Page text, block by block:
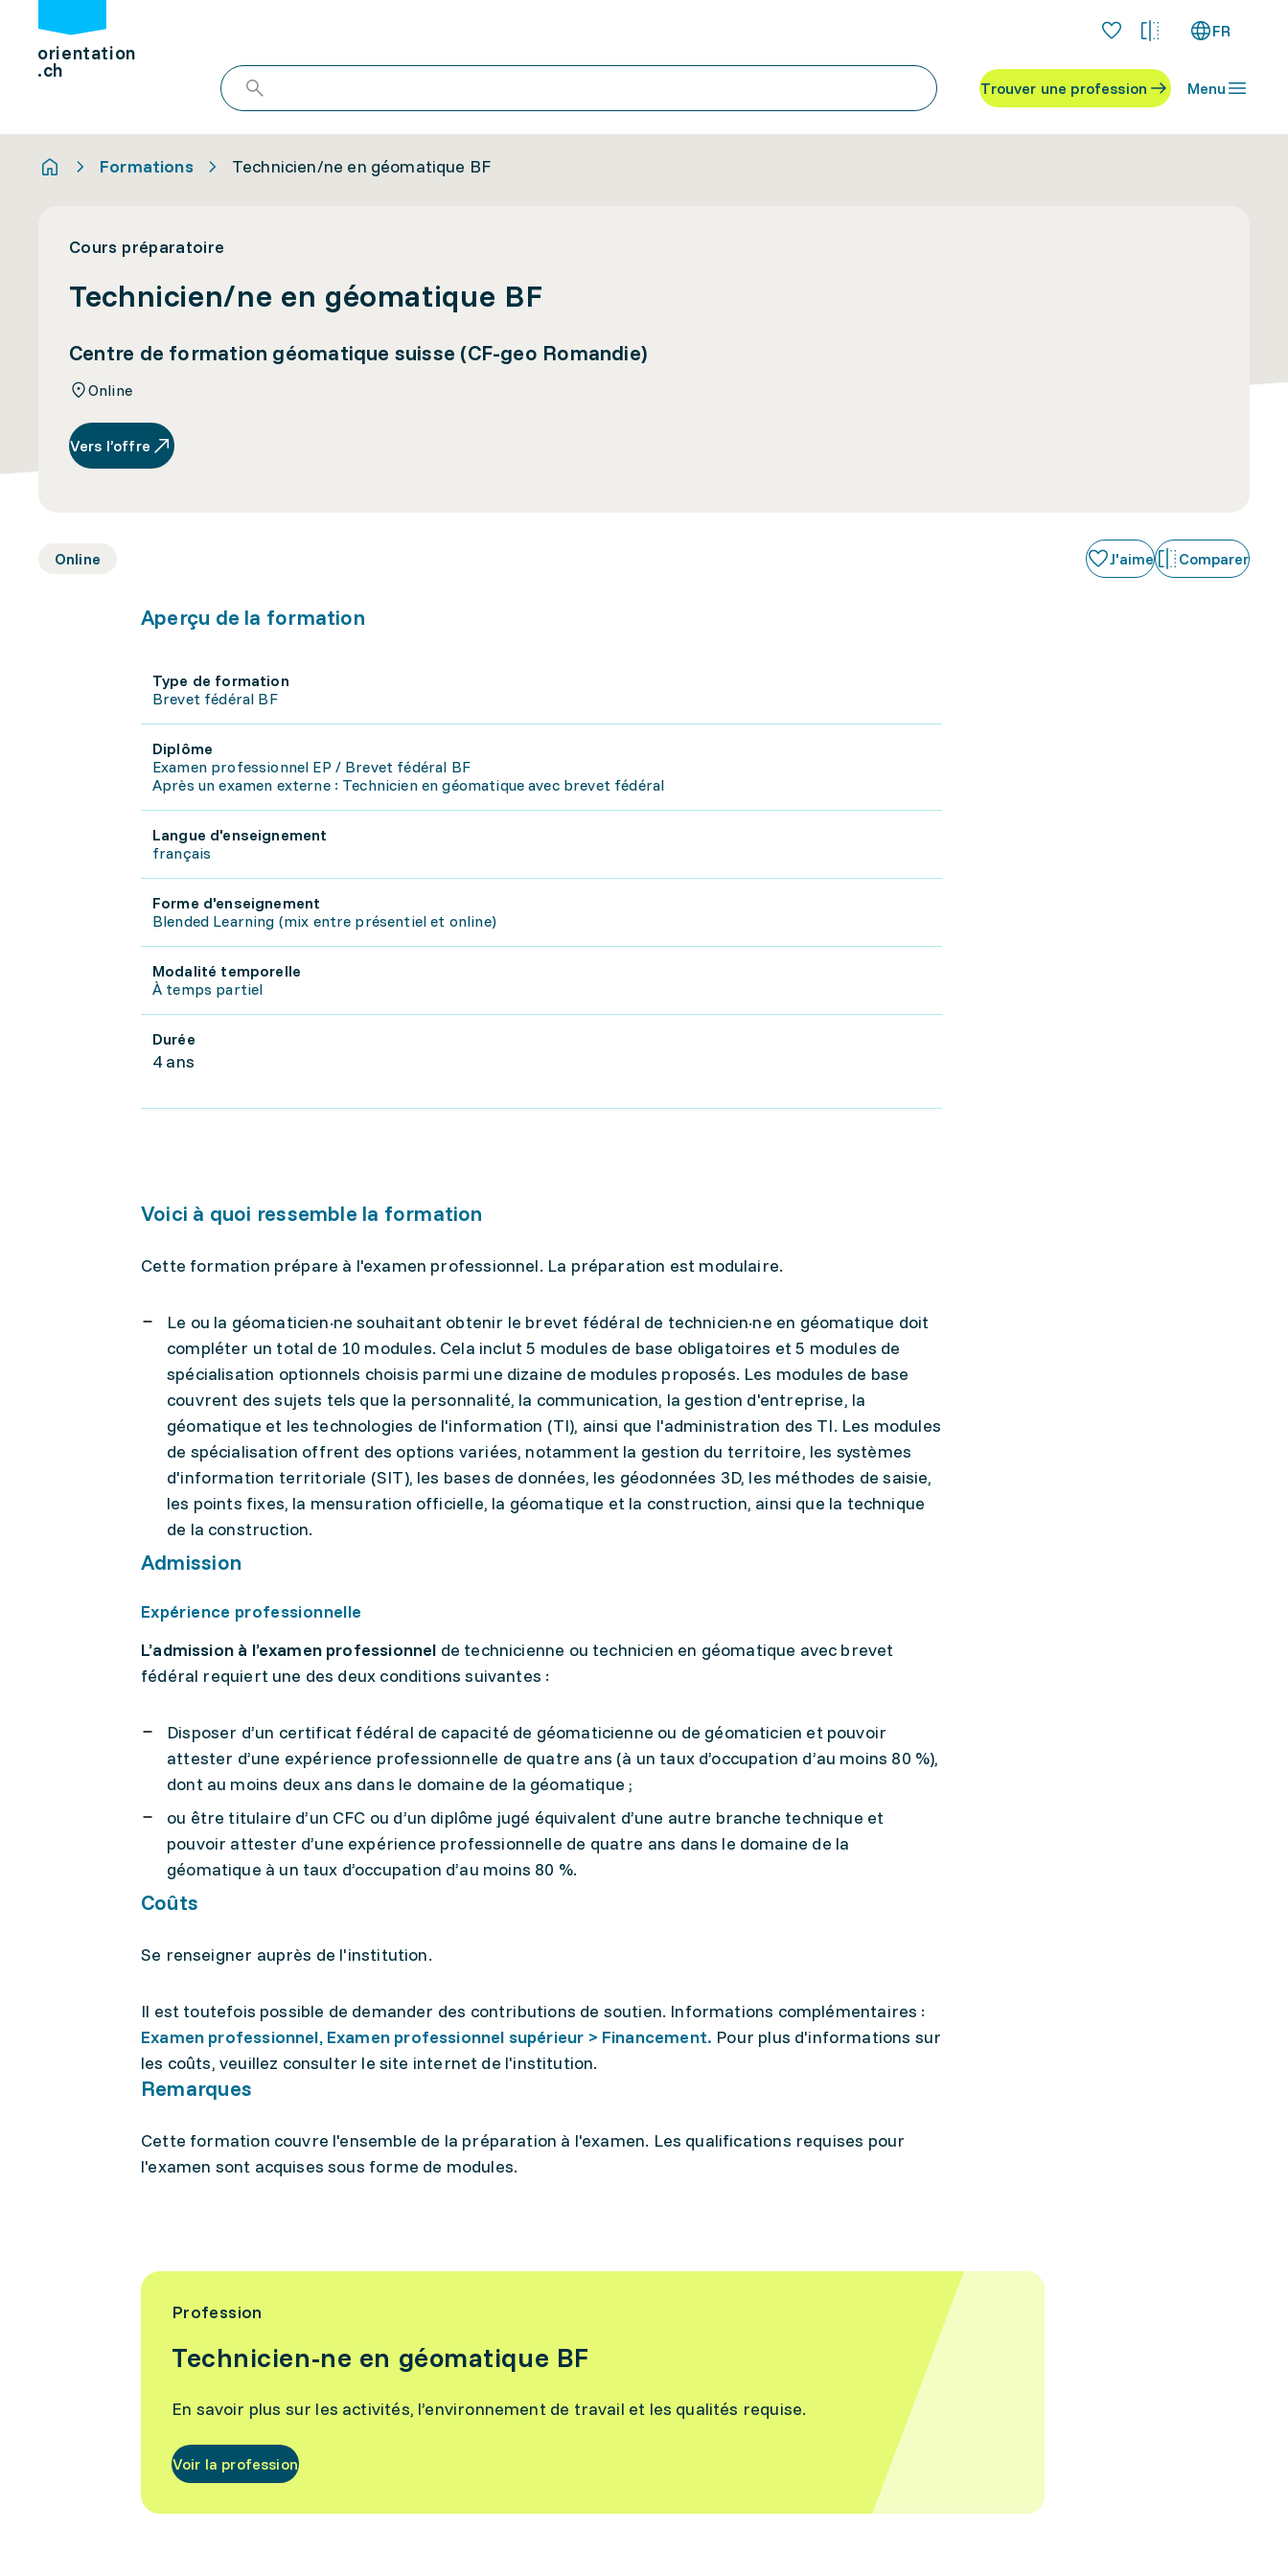
orientation
.ch
FR
Trouver une profession Menu
Formations Technicien/ne en géomatique BF
Cours préparatoire
Technicien/ne en géomatique BF
Centre de formation géomatique suisse (CF-geo Romandie)
Online
Vers l’offre
Online J'aime Comparer
Aperçu de la formation
Type de formation
Brevet fédéral BF
Diplôme
Examen professionnel EP / Brevet fédéral BF
Après un examen externe : Technicien en géomatique avec brevet fédéral
Langue d'enseignement
français
Forme d'enseignement
Blended Learning (mix entre présentiel et online)
Modalité temporelle
À temps partiel
Durée
4 ans
Voici à quoi ressemble la formation
Cette formation prépare à l'examen professionnel. La préparation est modulaire.
Le ou la géomaticien·ne souhaitant obtenir le brevet fédéral de technicien·ne en géomatique doit
compléter un total de 10 modules. Cela inclut 5 modules de base obligatoires et 5 modules de
spécialisation optionnels choisis parmi une dizaine de modules proposés. Les modules de base
couvrent des sujets tels que la personnalité, la communication, la gestion d'entreprise, la
géomatique et les technologies de l'information (TI), ainsi que l'administration des TI. Les modules
de spécialisation offrent des options variées, notamment la gestion du territoire, les systèmes
d'information territoriale (SIT), les bases de données, les géodonnées 3D, les méthodes de saisie,
les points fixes, la mensuration officielle, la géomatique et la construction, ainsi que la technique
de la construction.
Admission
Expérience professionnelle
L’admission à l’examen professionnel de technicienne ou technicien en géomatique avec brevet
fédéral requiert une des deux conditions suivantes :
Disposer d’un certificat fédéral de capacité de géomaticienne ou de géomaticien et pouvoir
attester d’une expérience professionnelle de quatre ans (à un taux d’occupation d’au moins 80 %),
dont au moins deux ans dans le domaine de la géomatique ;
ou être titulaire d’un CFC ou d’un diplôme jugé équivalent d’une autre branche technique et
pouvoir attester d’une expérience professionnelle de quatre ans dans le domaine de la
géomatique à un taux d’occupation d’au moins 80 %.
Coûts
Se renseigner auprès de l'institution.
Il est toutefois possible de demander des contributions de soutien. Informations complémentaires :
Examen professionnel, Examen professionnel supérieur > Financement. Pour plus d'informations sur
les coûts, veuillez consulter le site internet de l'institution.
Remarques
Cette formation couvre l'ensemble de la préparation à l'examen. Les qualifications requises pour
l'examen sont acquises sous forme de modules.
Profession
Technicien-ne en géomatique BF
En savoir plus sur les activités, l’environnement de travail et les qualités requise.
Voir la profession